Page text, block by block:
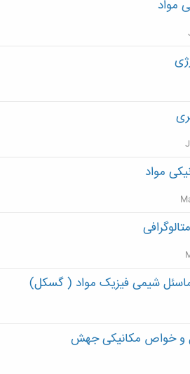
مواد
مواد
شیمی فیزیک مواد ( گسکل)
و خواص مکانیکی جهش